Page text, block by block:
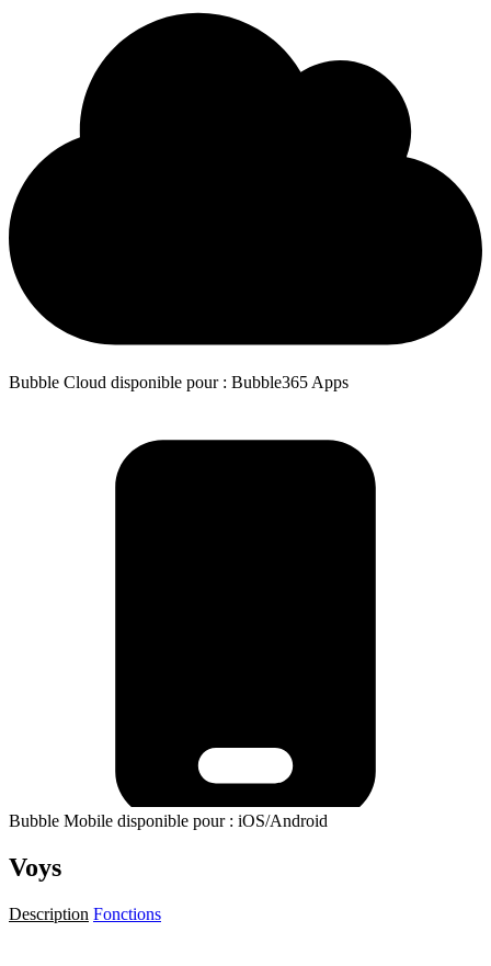
Bubble Cloud disponible pour : Bubble365 Apps
Bubble Mobile disponible pour : iOS/Android
Voys
Description Fonctions